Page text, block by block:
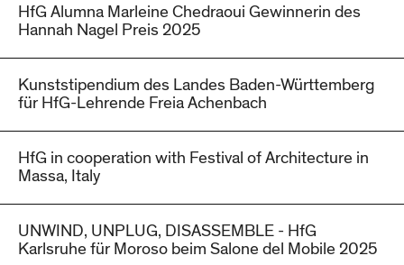
HfG Alumna Marleine Chedraoui Gewinnerin des
Hannah Nagel Preis 2025
Kunststipendium des Landes Baden-Württemberg
für HfG-Lehrende Freia Achenbach
HfG in cooperation with Festival of Architecture in
Massa, Italy
UNWIND, UNPLUG, DISASSEMBLE - HfG
Karlsruhe für Moroso beim Salone del Mobile 2025